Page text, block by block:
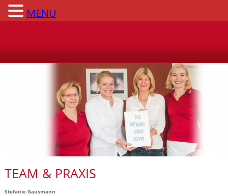
TEAM & PRAXIS
Stefanie Gausmann
MENU